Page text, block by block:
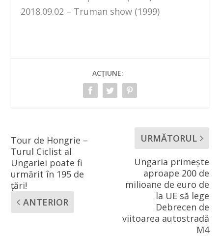
2018.09.02 – Truman show (1999)
ACȚIUNE:
Tour de Hongrie –
Turul Ciclist al
Ungariei poate fi
urmărit în 195 de
țări!
ANTERIOR
URMĂTORUL
Ungaria primeşte
aproape 200 de
milioane de euro de
la UE să lege
Debrecen de
viitoarea autostradă
M4